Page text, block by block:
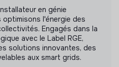
en génie
optimisons l'énergie des
Engagés dans la
avec le Label RGE,
solutions innovantes, des
aux smart grids.